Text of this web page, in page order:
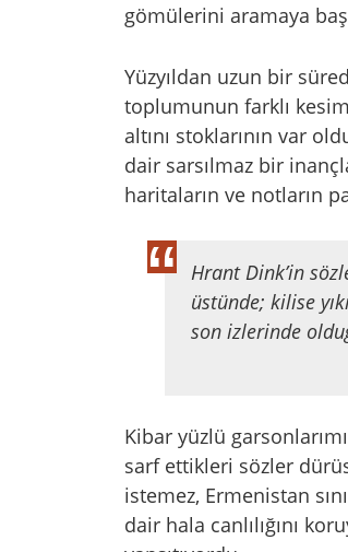
gömülerini aramaya
Yüzyıldan uzun bir
toplumunun farklı
altını stoklarının var
dair sarsılmaz bir
haritaların ve notların
Hrant Dink’in
üstünde; kilise
son izlerinde
Kibar yüzlü
sarf ettikleri sözler
istemez, Ermenistan
dair hala canlılığını